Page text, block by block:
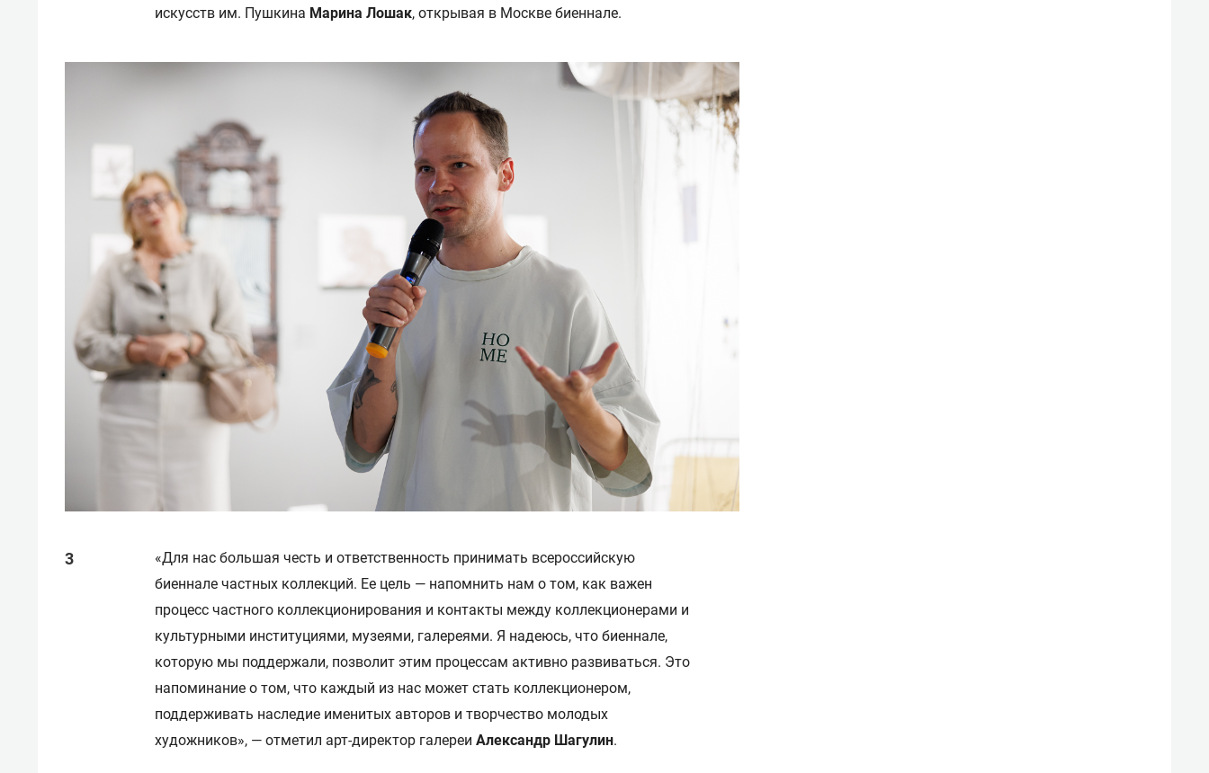
искусств им. Пушкина Марина Лошак, открывая в Москве биеннале.
«Для нас большая честь и ответственность принимать всероссийскую
биеннале частных коллекций. Ее цель — напомнить нам о том, как важен
процесс частного коллекционирования и контакты между коллекционерами и
культурными институциями, музеями, галереями. Я надеюсь, что биеннале,
которую мы поддержали, позволит этим процессам активно развиваться. Это
напоминание о том, что каждый из нас может стать коллекционером,
поддерживать наследие именитых авторов и творчество молодых
художников», — отметил арт-директор галереи Александр Шагулин.